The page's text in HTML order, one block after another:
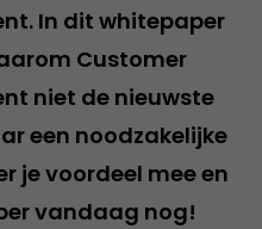
In dit whitepaper
Customer
niet de nieuwste
een noodzakelijke
je voordeel mee en
vandaag nog!